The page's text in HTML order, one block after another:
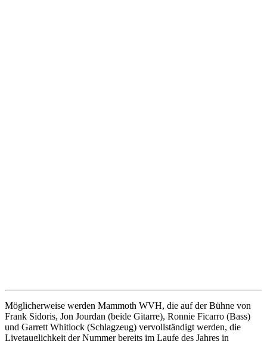
Möglicherweise werden Mammoth WVH, die auf der Bühne von
Frank Sidoris, Jon Jourdan (beide Gitarre), Ronnie Ficarro (Bass)
und Garrett Whitlock (Schlagzeug) vervollständigt werden, die
Livetauglichkeit der Nummer bereits im Laufe des Jahres in